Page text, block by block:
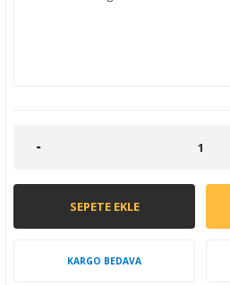
SEPETE EKLE
KARGO BEDAVA